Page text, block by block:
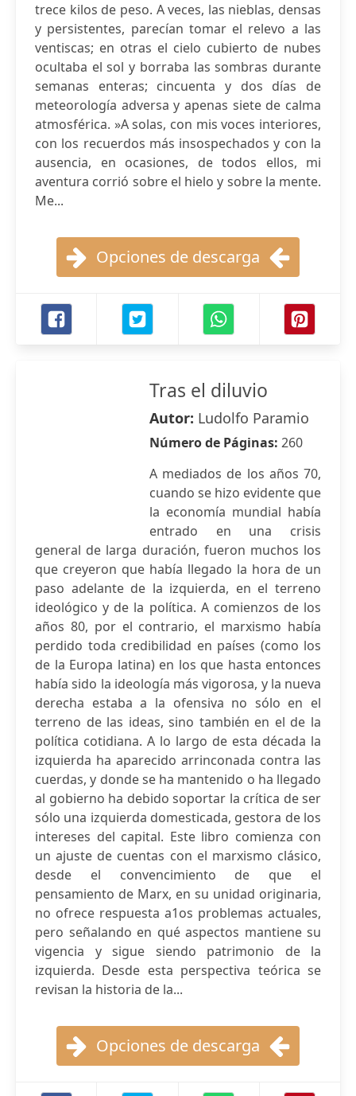
trece kilos de peso. A veces, las nieblas, densas
y persistentes, parecían tomar el relevo a las
ventiscas; en otras el cielo cubierto de nubes
ocultaba el sol y borraba las sombras durante
semanas enteras; cincuenta y dos días de
meteorología adversa y apenas siete de calma
atmosférica. »A solas, con mis voces interiores,
con los recuerdos más insospechados y con la
ausencia, en ocasiones, de todos ellos, mi
aventura corrió sobre el hielo y sobre la mente.
Me...
Opciones de descarga
Tras el diluvio
Autor: Ludolfo Paramio
Número de Páginas: 260
A mediados de los años 70,
cuando se hizo evidente que
la economía mundial había
entrado en una crisis
general de larga duración, fueron muchos los
que creyeron que había llegado la hora de un
paso adelante de la izquierda, en el terreno
ideológico y de la política. A comienzos de los
años 80, por el contrario, el marxismo había
perdido toda credibilidad en países (como los
de la Europa latina) en los que hasta entonces
había sido la ideología más vigorosa, y la nueva
derecha estaba a la ofensiva no sólo en el
terreno de las ideas, sino también en el de la
política cotidiana. A lo largo de esta década la
izquierda ha aparecido arrinconada contra las
cuerdas, y donde se ha mantenido o ha llegado
al gobierno ha debido soportar la crítica de ser
sólo una izquierda domesticada, gestora de los
intereses del capital. Este libro comienza con
un ajuste de cuentas con el marxismo clásico,
desde el convencimiento de que el
pensamiento de Marx, en su unidad originaria,
no ofrece respuesta a1os problemas actuales,
pero señalando en qué aspectos mantiene su
vigencia y sigue siendo patrimonio de la
izquierda. Desde esta perspectiva teórica se
revisan la historia de la...
Opciones de descarga